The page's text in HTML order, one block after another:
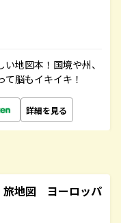
地図本！国境や州、
脳もイキイキ！
詳細を見る
地図 ヨーロッパ